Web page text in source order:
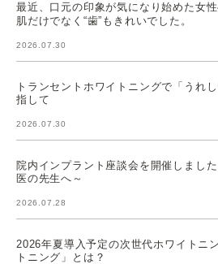
最近、口元の印象が気になり始めた女
肌だけでなく“歯”もきれいでした。
2026.07.30
トランセントホワイトニングで「うれ
指して
2026.07.30
院内インプラント座談会を開催しまし
医の先生へ～
2026.07.28
2026年夏導入予定の次世代ホワイトニ
トニング」とは？